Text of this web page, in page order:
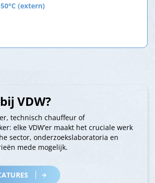
(extern)
VDW?
technisch chauffeur of
elke VDW’er maakt het cruciale werk
sector, onderzoekslaboratoria en
mede mogelijk.